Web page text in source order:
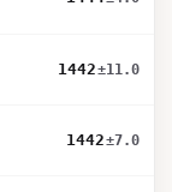
1442±11.0
1442±7.0